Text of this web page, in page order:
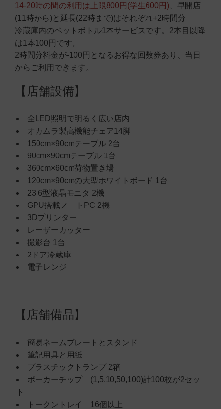
14-20時の間の利用は上限800円(学生600円) 、早開店
(11時から)と延長(22時まで)はそれぞれ+2時間分
冷蔵庫内のペットボトル1本サービスです。2本目以降
は1本100円です。
2時間分料金が-100円となるお得な回数券あり、当日
からご利用できます。
【店舗設備】
全LED照明で明るく広い店内
オカムラ製高機能チェア14脚
150cm×90cmテーブル 2台
90cm×90cmテーブル 1台
360cm×60cm荷物置き場
120cm×90cmの大型ホワイトボード 1台
23.6型液晶モニタ 2機
GPU搭載ノートPC 2機
3Dプリンター
レーザーカッター
撮影台 1台
2ドア冷蔵庫
電子レンジ
【店舗備品】
簡易ネームプレートとスタンド
筆記用具と用紙
プラスチックトランプ 2箱
ポーカーチップ (1,5,10,50,100)計100枚が2セッ
ト
トークントレイ 16個以上